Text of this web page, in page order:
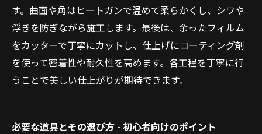
す。曲面や角はヒートガンで温めて柔らかくし、シワや
浮きを防ぎながら施工します。最後は、余ったフィルム
をカッターで丁寧にカットし、仕上げにコーティング剤
を使って密着性や耐久性を高めます。各工程を丁寧に行
うことで美しい仕上がりが期待できます。
必要な道具とその選び方 - 初心者向けのポイント